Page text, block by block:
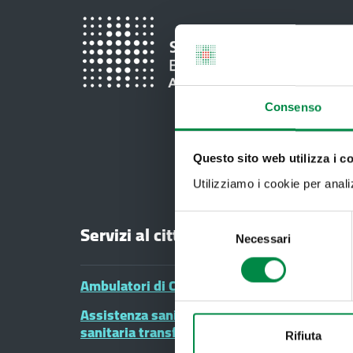
Consenso
Questo sito web utilizza i
Utilizziamo i cookie per
del
Necessari
Rifiuta
Servizi al cittadino
Ambulatori di Continuità Assistenziale e CAU
Assistenza sanitaria all'estero - Assistenza
sanitaria transfrontaliera